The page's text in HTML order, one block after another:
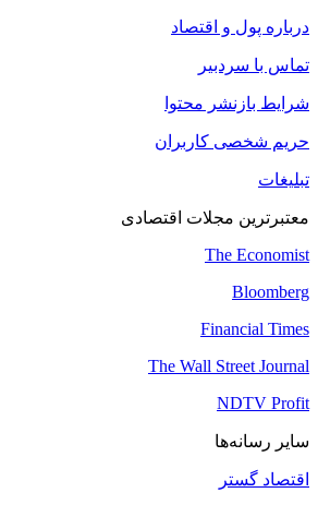
درباره پول و اقتصاد
تماس با سردبیر
شرایط بازنشر محتوا
حریم شخصی کاربران
تبلیغات
معتبرترین مجلات اقتصادی
The Economist
Bloomberg
Financial Times
The Wall Street Journal
NDTV Profit
سایر رسانه‌ها
اقتصاد گستر